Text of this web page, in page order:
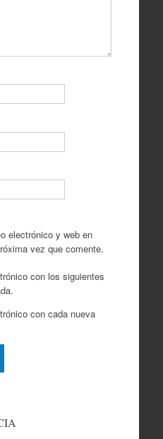
electrónico y web en
vez que comente.
con los siguientes
con cada nueva